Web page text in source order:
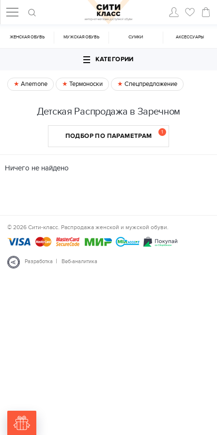
ЖЕНСКАЯ ОБУВЬ МУЖСКАЯ ОБУВЬ CУМКИ АКСЕССУАРЫ
КАТЕГОРИИ
Anemone Термоноски Спецпредложение
Детская Распродажа в Заречном
ПОДБОР ПО ПАРАМЕТРАМ 1
Ничего не найдено
© 2026 Сити-класс. Распродажа женской и мужской обуви.
Разработка | Веб-аналитика